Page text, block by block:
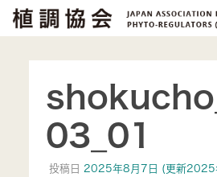
03_01
投稿日 2025年8月7日 (更新